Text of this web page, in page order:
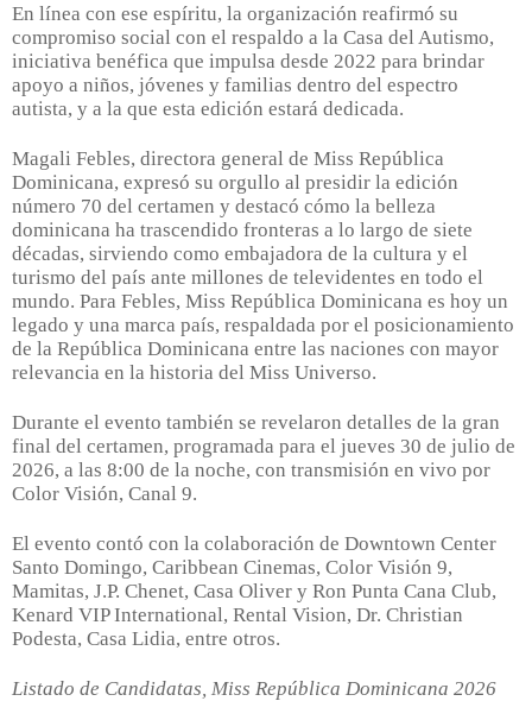
En línea con ese espíritu, la organización reafirmó su
compromiso social con el respaldo a la Casa del Autismo,
iniciativa benéfica que impulsa desde 2022 para brindar
apoyo a niños, jóvenes y familias dentro del espectro
autista, y a la que esta edición estará dedicada.
Magali Febles, directora general de Miss República
Dominicana, expresó su orgullo al presidir la edición
número 70 del certamen y destacó cómo la belleza
dominicana ha trascendido fronteras a lo largo de siete
décadas, sirviendo como embajadora de la cultura y el
turismo del país ante millones de televidentes en todo el
mundo. Para Febles, Miss República Dominicana es hoy un
legado y una marca país, respaldada por el posicionamiento
de la República Dominicana entre las naciones con mayor
relevancia en la historia del Miss Universo.
Durante el evento también se revelaron detalles de la gran
final del certamen, programada para el jueves 30 de julio de
2026, a las 8:00 de la noche, con transmisión en vivo por
Color Visión, Canal 9.
El evento contó con la colaboración de Downtown Center
Santo Domingo, Caribbean Cinemas, Color Visión 9,
Mamitas, J.P. Chenet, Casa Oliver y Ron Punta Cana Club,
Kenard VIP International, Rental Vision, Dr. Christian
Podesta, Casa Lidia, entre otros.
Listado de Candidatas, Miss República Dominicana 2026